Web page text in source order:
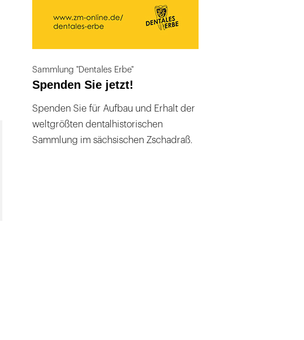
Sammlung "Dentales Erbe"
Spenden Sie jetzt!
Spenden Sie für Aufbau und Erhalt der
weltgrößten dentalhistorischen
Sammlung im sächsischen Zschadraß.